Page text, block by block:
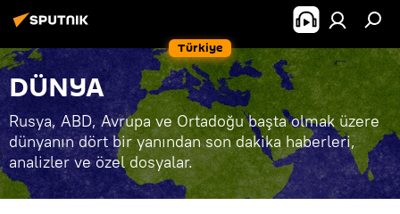
Türkiye
DÜNYA
Rusya, ABD, Avrupa ve Ortadoğu başta olmak üzere
dünyanın dört bir yanından son dakika haberleri,
analizler ve özel dosyalar.